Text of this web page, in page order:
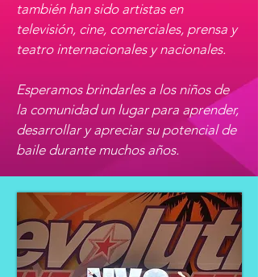
también han sido artistas en
televisión, cine, comerciales, prensa y
teatro internacionales y nacionales.
Esperamos brindarles a los niños de
la comunidad un lugar para aprender,
desarrollar y apreciar su potencial de
baile durante muchos años.